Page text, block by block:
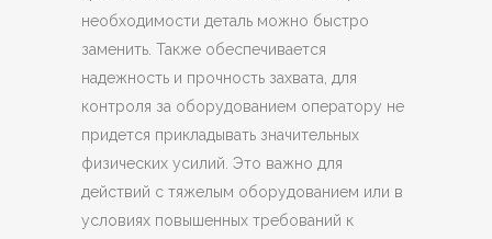
необходимости деталь можно быстро
заменить. Также обеспечивается
надежность и прочность захвата, для
контроля за оборудованием оператору не
придется прикладывать значительных
физических усилий. Это важно для
действий с тяжелым оборудованием или в
условиях повышенных требований к